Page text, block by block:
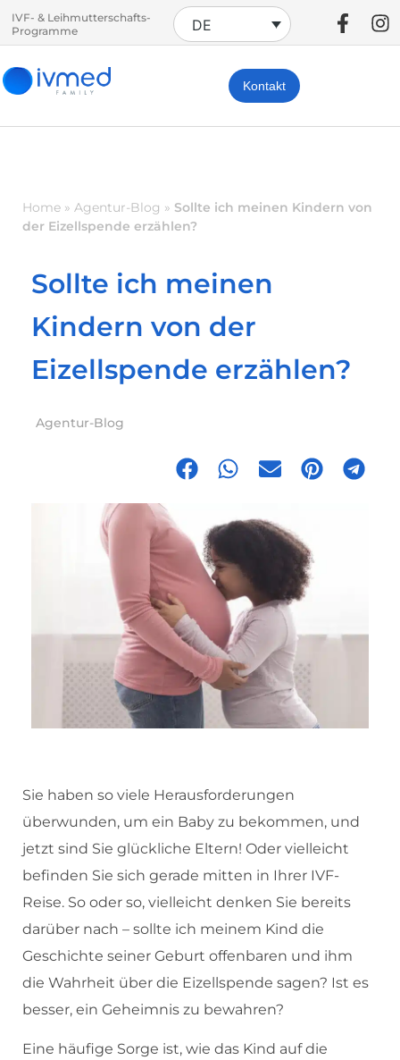
IVF- & Leihmutterschafts-
Programme
DE
Kontakt
Home » Agentur-Blog » Sollte ich meinen Kindern von
der Eizellspende erzählen?
Sollte ich meinen
Kindern von der
Eizellspende erzählen?
Agentur-Blog
Sie haben so viele Herausforderungen
überwunden, um ein Baby zu bekommen, und
jetzt sind Sie glückliche Eltern! Oder vielleicht
befinden Sie sich gerade mitten in Ihrer IVF-
Reise. So oder so, vielleicht denken Sie bereits
darüber nach – sollte ich meinem Kind die
Geschichte seiner Geburt offenbaren und ihm
die Wahrheit über die Eizellspende sagen? Ist es
besser, ein Geheimnis zu bewahren?
Eine häufige Sorge ist, wie das Kind auf die